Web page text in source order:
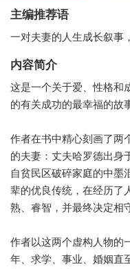
主编推荐语
一对夫妻的人生成长叙事
内容简介
这是一个关于爱、性格和
的有关成功的最幸福的故
作者在书中精心刻画了两
的夫妻：丈夫哈罗德出身
自贫民区破碎家庭的中墨
辈的优良传统，在经历了
熟、睿智，并最终决定相
作者以这两个虚构人物的
年、求学、事业、婚姻直